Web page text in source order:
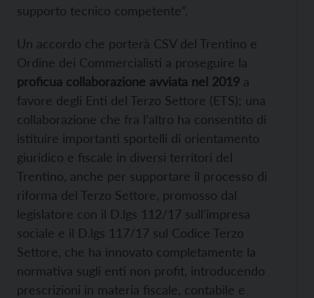
supporto tecnico competente”.
Un accordo che porterà CSV del Trentino e
Ordine dei Commercialisti a proseguire la
proficua collaborazione avviata nel 2019 a
favore degli Enti del Terzo Settore (ETS); una
collaborazione che fra l’altro ha consentito di
istituire importanti sportelli di orientamento
giuridico e fiscale in diversi territori del
Trentino, anche per supportare il processo di
riforma del Terzo Settore, promosso dal
legislatore con il D.lgs 112/17 sull’impresa
sociale e il D.lgs 117/17 sul Codice Terzo
Settore, che ha innovato completamente la
normativa sugli enti non profit, introducendo
prescrizioni in materia fiscale, contabile e